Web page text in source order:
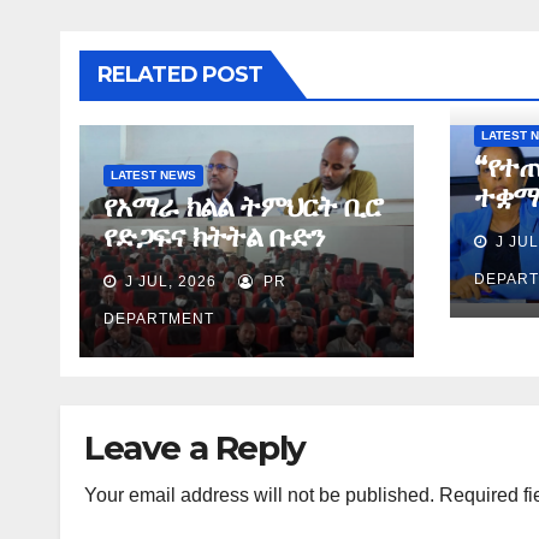
RELATED POST
LATEST NEWS
የአማራ ክልል ትምህርት ቢሮ
የድጋፍና ክትትል ቡድን
የማጠቃለያ ግብረ መልስ ሰጠ
J JUL, 2026 PR
DEPARTMENT
LATEST
J
Leave a Reply
Your email address will not be published. Required